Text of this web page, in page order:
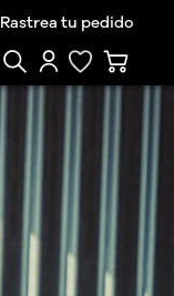
Rastrea tu pedido